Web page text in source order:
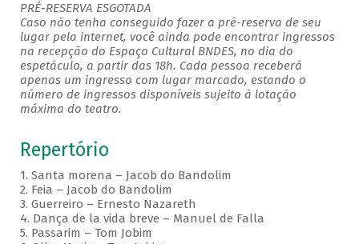
PRÉ-RESERVA ESGOTADA
Caso não tenha conseguido fazer a pré-reserva de seu
lugar pela internet, você ainda pode encontrar ingressos
na recepção do Espaço Cultural BNDES, no dia do
espetáculo, a partir das 18h. Cada pessoa receberá
apenas um ingresso com lugar marcado, estando o
número de ingressos disponíveis sujeito à lotação
máxima do teatro.
Repertório
1. Santa morena – Jacob do Bandolim
2. Feia – Jacob do Bandolim
3. Guerreiro – Ernesto Nazareth
4. Dança de la vida breve – Manuel de Falla
5. Passarim – Tom Jobim